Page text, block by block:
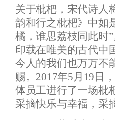
关于枇杷，宋代诗人
韵和行之枇杷》中如
橘，谁思荔枝同此时
印载在唯美的古代中
今人的我们也万万不
赐。2017年5月19日
体员工进行了一场枇
采摘快乐与幸福，采